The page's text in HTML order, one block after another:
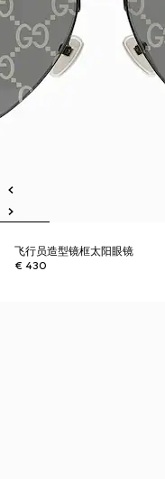
飞行员造型镜框太阳眼镜
€ 430